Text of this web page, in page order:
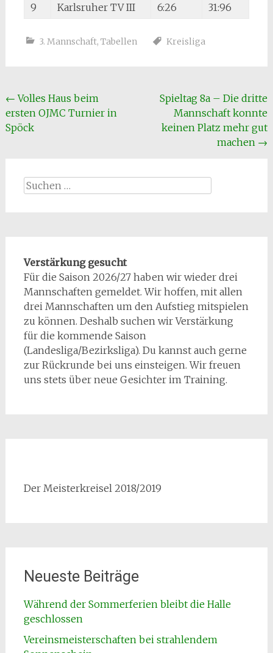
9
Karlsruher TV III 6:26 31:96
3. Mannschaft, Tabellen Kreisliga
Beitragsnavigation
← Volles Haus beim
ersten OJMC Turnier in
Spöck
Spieltag 8a – Die dritte
Mannschaft konnte
keinen Platz mehr gut
machen →
Suchen
nach:
Verstärkung gesucht
Für die Saison 2026/27 haben wir wieder drei
Mannschaften gemeldet. Wir hoffen, mit allen
drei Mannschaften um den Aufstieg mitspielen
zu können. Deshalb suchen wir Verstärkung
für die kommende Saison
(Landesliga/Bezirksliga). Du kannst auch gerne
zur Rückrunde bei uns einsteigen. Wir freuen
uns stets über neue Gesichter im Training.
Der Meisterkreisel 2018/2019
Neueste Beiträge
Während der Sommerferien bleibt die Halle
geschlossen
Vereinsmeisterschaften bei strahlendem